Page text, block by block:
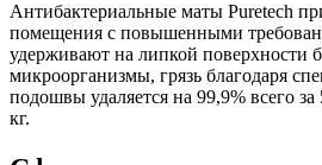
Антибактериальные маты Puretech
помещения с повышенными
удерживают на липкой поверхности
микроорганизмы, грязь благодаря
подошвы удаляется на 99,9% всего
кг.